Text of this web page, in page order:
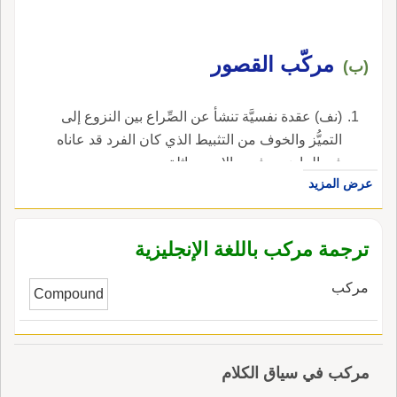
وأَراكِـيبُ؛ أَنشد اللحياني يا لَيْتَ شِعْري عَنْكِ، يا
بالـمَلابِ، * كجَبْهةِ التُّركيِّ في الجِلْباب قال الخليل:
هو للمرأَةِ خاصَّةً.
(ب) مركّب القصور
(نف) عقدة نفسيَّة تنشأ عن الصِّراع بين النزوع إلى
التميُّز والخوف من التثبيط الذي كان الفرد قد عاناه
في الماضي وفي حالات مماثلة.
عرض المزيد
ترجمة مركب باللغة الإنجليزية
مركب Compound
مركب في سياق الكلام